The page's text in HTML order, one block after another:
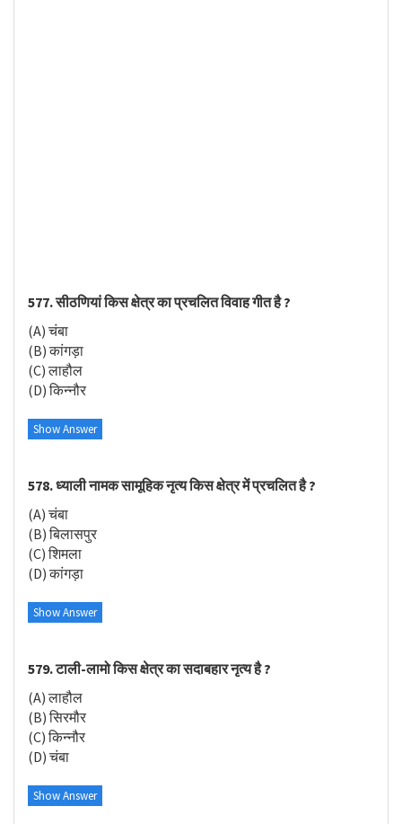
577. सीठणियां किस क्षेत्र का प्रचलित विवाह गीत है ?
(A) चंबा
(B) कांगड़ा
(C) लाहौल
(D) किन्नौर
Show Answer
578. ध्याली नामक सामूहिक नृत्य किस क्षेत्र में प्रचलित है ?
(A) चंबा
(B) बिलासपुर
(C) शिमला
(D) कांगड़ा
Show Answer
579. टाली-लामो किस क्षेत्र का सदाबहार नृत्य है ?
(A) लाहौल
(B) सिरमौर
(C) किन्नौर
(D) चंबा
Show Answer